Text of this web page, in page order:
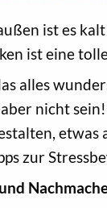
ist es
ist eine
alles
nicht
zur